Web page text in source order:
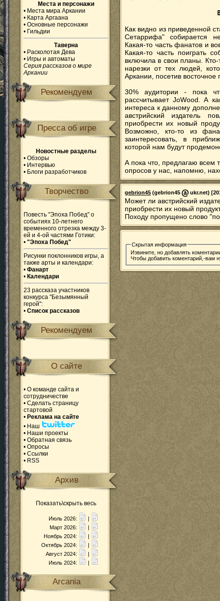
Места и персонажи
• Места мира Аркании
• Карта Аргаана
• Основные персонажи
• Гильдии
Таверна
• Расколотая Дева
• Игры и автоматы
Серия рассказов о мире
Аркании
Рекомендуем
Пресса об игре
Новостные разделы
• Обзоры
• Интервью
• Блоги разработчиков
Творчество
Повесть "Эпоха Побед" о
событиях 10-летнего
временного отрезка между 3-
ей и 4-ой частями Готики:
• "Эпоха Побед"
Рисунки поклонников игры, а
также арты и календари:
• Фанарт
• Календари
23 рассказа участников
конкурса "Безымянный
герой":
• Список рассказов
Рекомендуем
О сайте
• О команде сайта и
сотрудничестве
• Сделать страницу
стартовой
• Реклама на сайте
• Наш
• Наши проекты
• Обратная связь
• Опросы
• Ссылки
• RSS
Архив
Показать\скрыть весь
Июль 2026:
|
Март 2026:
|
Ноябрь 2024:
|
Октябрь 2024:
|
Август 2024:
|
Июль 2024:
|
Arcania
Как видно из приведенной
Сетаррифа" собирается
Какая-то часть фанатов и
Какая-то часть поиграть
включила в свои планы.
нарезки от тех людей,
Аркании, посетив
30% аудитории - пока
рассчитывает JoWood. А
интереса к данному
австрийский издатель
приобрести их новый
Возможно, кто-то из
заинтересовать, в
которой нам будут
А пока что, предлагаю всем
опросов у нас, напомню,
gebrion45 (gebrion45 ukr.net)
Может ли австрийский
приобрести их новый
Походу пропущено слово
Скрытая информация
Извините, но добавлять
Чтобы добавить коментарий,-вам